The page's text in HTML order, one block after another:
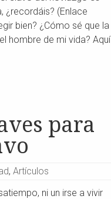
¿recordáis? (Enlace
bien? ¿Cómo sé que la
hombre de mi vida? Aquí
para
, Artículos
ni un irse a vivir